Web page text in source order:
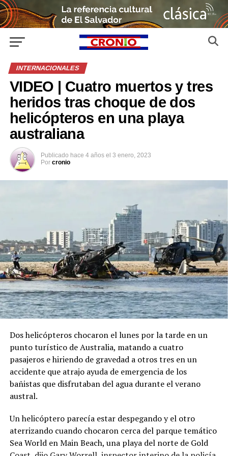
INTERNACIONALES
VIDEO | Cuatro muertos y tres
heridos tras choque de dos
helicópteros en una playa
australiana
Publicado hace 4 años el 3 enero, 2023
Por cronio
Dos helicópteros chocaron el lunes por la tarde en un
punto turístico de Australia, matando a cuatro
pasajeros e hiriendo de gravedad a otros tres en un
accidente que atrajo ayuda de emergencia de los
bañistas que disfrutaban del agua durante el verano
austral.
Un helicóptero parecía estar despegando y el otro
aterrizando cuando chocaron cerca del parque temático
Sea World en Main Beach, una playa del norte de Gold